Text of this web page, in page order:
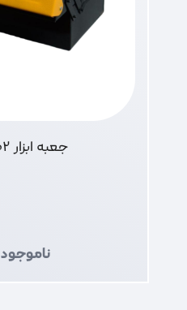
جعبه ابزار 302
ناموجود